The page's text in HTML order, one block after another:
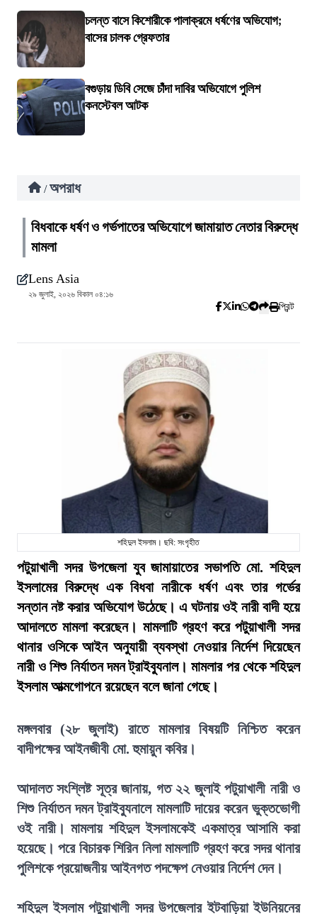
চলন্ত বাসে কিশোরীকে পালাক্রমে ধর্ষণের অভিযোগ;
বাসের চালক গ্রেফতার
বগুড়ায় ডিবি সেজে চাঁদা দাবির অভিযোগে পুলিশ
কনস্টেবল আটক
/ অপরাধ
বিধবাকে ধর্ষণ ও গর্ভপাতের অভিযোগে জামায়াত নেতার বিরুদ্ধে
মামলা
Lens Asia
২৯ জুলাই, ২০২৬ বিকাল ০৪:১৬
প্রিন্ট
শহিদুল ইসলাম। ছবি: সংগৃহীত
পটুয়াখালী সদর উপজেলা যুব জামায়াতের সভাপতি মো. শহিদুল
ইসলামের বিরুদ্ধে এক বিধবা নারীকে ধর্ষণ এবং তার গর্ভের
সন্তান নষ্ট করার অভিযোগ উঠেছে। এ ঘটনায় ওই নারী বাদী হয়ে
আদালতে মামলা করেছেন। মামলাটি গ্রহণ করে পটুয়াখালী সদর
থানার ওসিকে আইন অনুযায়ী ব্যবস্থা নেওয়ার নির্দেশ দিয়েছেন
নারী ও শিশু নির্যাতন দমন ট্রাইব্যুনাল। মামলার পর থেকে শহিদুল
ইসলাম আত্মগোপনে রয়েছেন বলে জানা গেছে।
মঙ্গলবার (২৮ জুলাই) রাতে মামলার বিষয়টি নিশ্চিত করেন
বাদীপক্ষের আইনজীবী মো. হুমায়ুন কবির।
আদালত সংশ্লিষ্ট সূত্র জানায়, গত ২২ জুলাই পটুয়াখালী নারী ও
শিশু নির্যাতন দমন ট্রাইব্যুনালে মামলাটি দায়ের করেন ভুক্তভোগী
ওই নারী। মামলায় শহিদুল ইসলামকেই একমাত্র আসামি করা
হয়েছে। পরে বিচারক শিরিন নিলা মামলাটি গ্রহণ করে সদর থানার
পুলিশকে প্রয়োজনীয় আইনগত পদক্ষেপ নেওয়ার নির্দেশ দেন।
শহিদুল ইসলাম পটুয়াখালী সদর উপজেলার ইটবাড়িয়া ইউনিয়নের